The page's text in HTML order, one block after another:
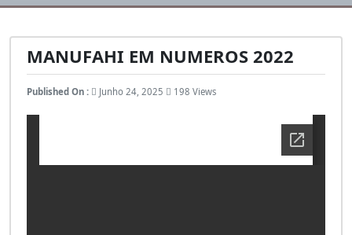
MANUFAHI EM NUMEROS 2022
Published On : Junho 24, 2025 198 Views